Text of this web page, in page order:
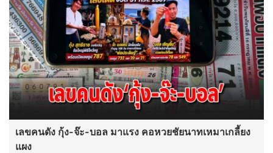
เลขคนดัง กุ้ง-จ๊ะ-บอล มาแรง คอหวยชัยนาทเหมาเกลี้ยง
แผง